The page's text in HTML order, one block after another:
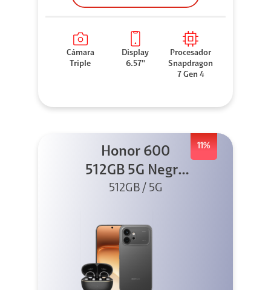
Cámara
Triple
Display
6.57''
Procesador
Snapdragon
7 Gen 4
11%
Honor 600
512GB 5G Negro
+ Clip 2
512GB / 5G